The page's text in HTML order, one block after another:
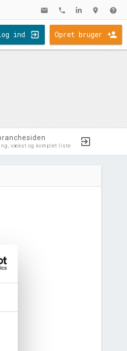
mail phone location_on help
ind Opret bruger
vækst og komplet liste